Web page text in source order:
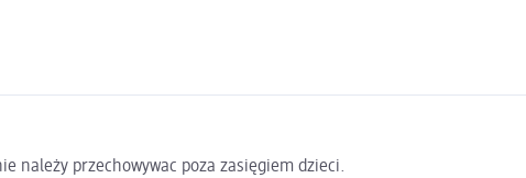
należy przechowywac poza zasięgiem dzieci.